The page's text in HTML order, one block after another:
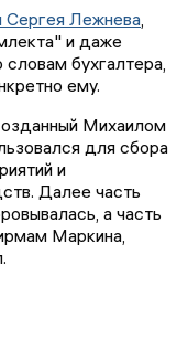
Сергея Лежнева,
и даже
бухгалтера,
ему.
Михаилом
для сбора
и
Далее часть
а часть
Маркина,